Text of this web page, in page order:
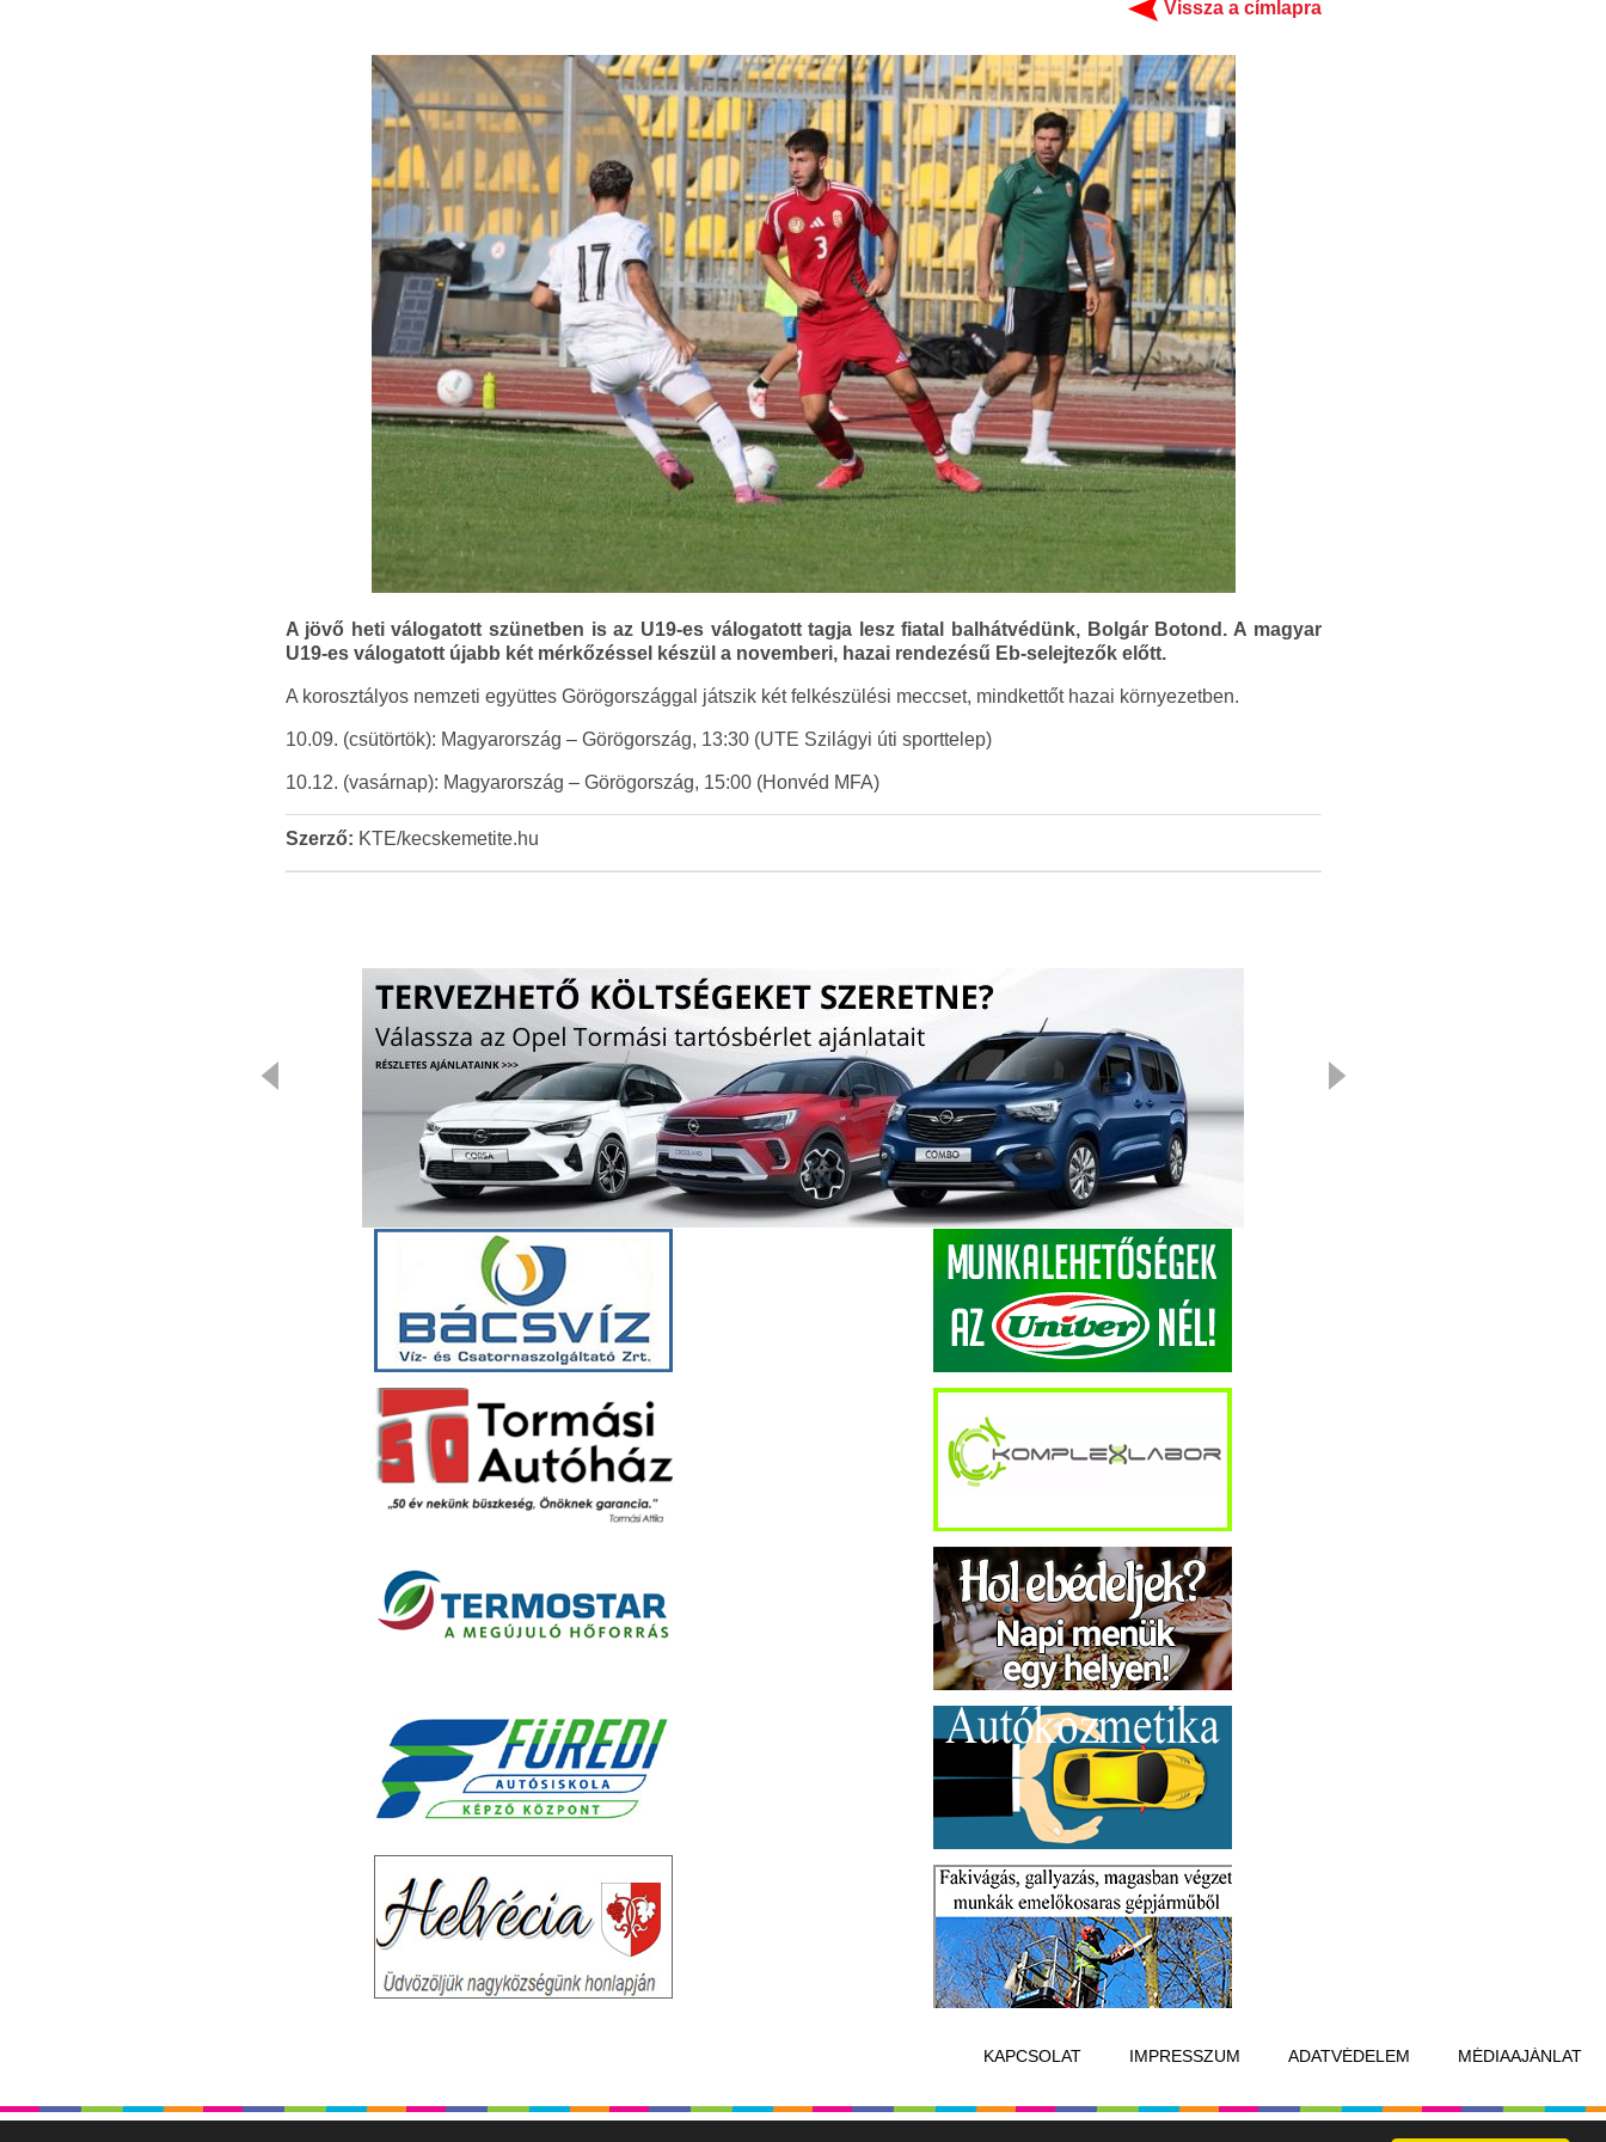
Vissza a címlapra
A jövő heti válogatott szünetben is az U19-es válogatott tagja lesz fiatal balhátvédünk, Bolgár Botond. A magyar
U19-es válogatott újabb két mérkőzéssel készül a novemberi, hazai rendezésű Eb-selejtezők előtt.
A korosztályos nemzeti együttes Görögországgal játszik két felkészülési meccset, mindkettőt hazai környezetben.
10.09. (csütörtök): Magyarország – Görögország, 13:30 (UTE Szilágyi úti sporttelep)
10.12. (vasárnap): Magyarország – Görögország, 15:00 (Honvéd MFA)
Szerző: KTE/kecskemetite.hu
KAPCSOLAT IMPRESSZUM ADATVÉDELEM MÉDIAAJÁNLAT